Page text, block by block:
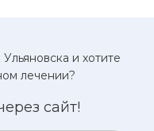
и хотите
лечении?
сайт!